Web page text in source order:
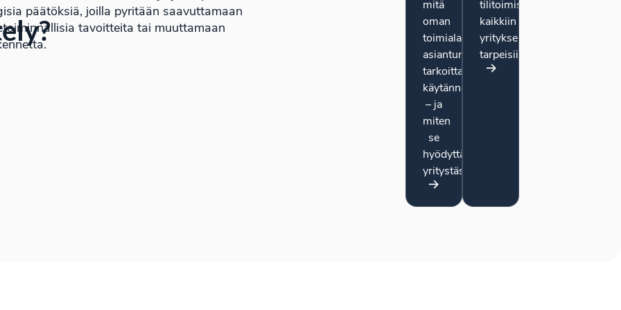
päätöksiä, joilla pyritään saavuttamaan
tavoitteita tai muuttamaan
mitä
oman
toimialasi
asiantuntijuus
tarkoittaa
käytännössä
– ja
miten
se
hyödyttää
yritystäsi.
tilitoimistopalvelut
kaikkiin
yrityksen
tarpeisiin.